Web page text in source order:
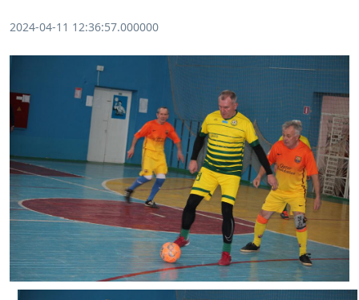
2024-04-11 12:36:57.000000